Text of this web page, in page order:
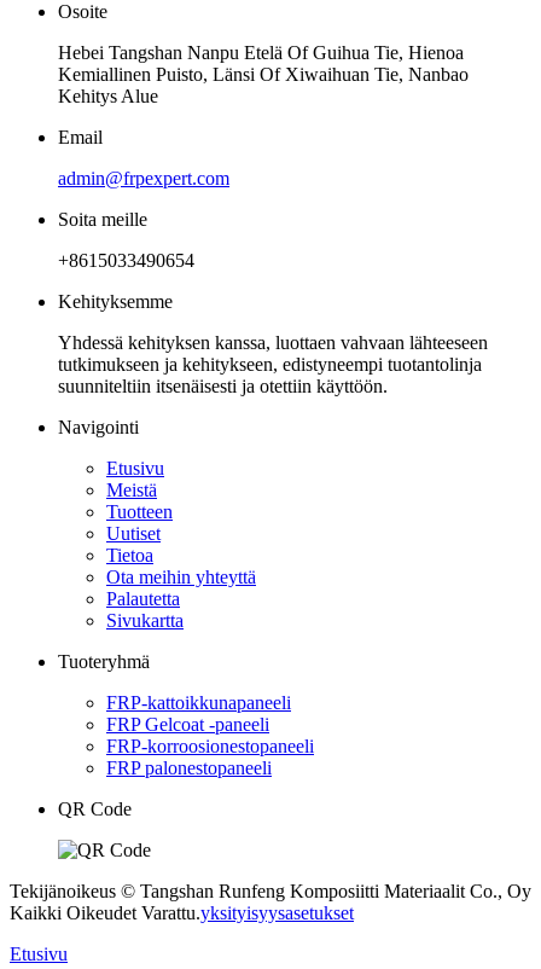
Osoite
Hebei Tangshan Nanpu Etelä Of Guihua Tie, Hienoa
Kemiallinen Puisto, Länsi Of Xiwaihuan Tie, Nanbao
Kehitys Alue
Email
admin@frpexpert.com
Soita meille
+8615033490654
Kehityksemme
Yhdessä kehityksen kanssa, luottaen vahvaan lähteeseen
tutkimukseen ja kehitykseen, edistyneempi tuotantolinja
suunniteltiin itsenäisesti ja otettiin käyttöön.
Navigointi
Etusivu
Meistä
Tuotteen
Uutiset
Tietoa
Ota meihin yhteyttä
Palautetta
Sivukartta
Tuoteryhmä
FRP-kattoikkunapaneeli
FRP Gelcoat -paneeli
FRP-korroosionestopaneeli
FRP palonestopaneeli
QR Code
Tekijänoikeus © Tangshan Runfeng Komposiitti Materiaalit Co., Oy
Kaikki Oikeudet Varattu.yksityisyysasetukset
Etusivu